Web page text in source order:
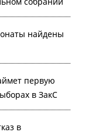
найдены
первую
в ЗакС
в